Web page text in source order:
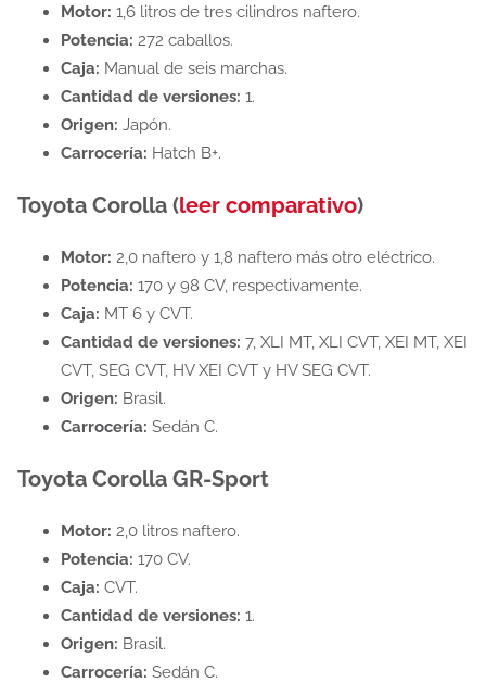
Motor: 1,6 litros de tres cilindros naftero.
Potencia: 272 caballos.
Caja: Manual de seis marchas.
Cantidad de versiones: 1.
Origen: Japón.
Carrocería: Hatch B+.
Toyota Corolla (leer comparativo)
Motor: 2,0 naftero y 1,8 naftero más otro eléctrico.
Potencia: 170 y 98 CV, respectivamente.
Caja: MT 6 y CVT.
Cantidad de versiones: 7, XLI MT, XLI CVT, XEI MT, XEI
CVT, SEG CVT, HV XEI CVT y HV SEG CVT.
Origen: Brasil.
Carrocería: Sedán C.
Toyota Corolla GR-Sport
Motor: 2,0 litros naftero.
Potencia: 170 CV.
Caja: CVT.
Cantidad de versiones: 1.
Origen: Brasil.
Carrocería: Sedán C.